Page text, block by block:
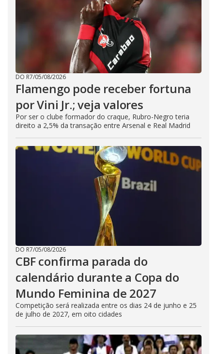
DO R7/05/08/2026
Flamengo pode receber fortuna
por Vini Jr.; veja valores
Por ser o clube formador do craque, Rubro-Negro teria
direito a 2,5% da transação entre Arsenal e Real Madrid
DO R7/05/08/2026
CBF confirma parada do
calendário durante a Copa do
Mundo Feminina de 2027
Competição será realizada entre os dias 24 de junho e 25
de julho de 2027, em oito cidades